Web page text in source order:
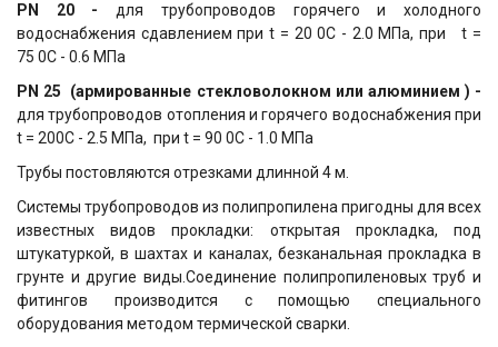
PN 20 - для трубопроводов горячего и холодного
водоснабжения сдавлением при t = 20 0C - 2.0 МПа, при t =
75 0C - 0.6 МПа
PN 25
(армированные стекловолокном или алюминием ) -
для трубопроводов отопления и горячего водоснабжения при
t = 200C - 2.5 МПа, при t = 90 0C - 1.0 МПа
Трубы постовляются отрезками длинной 4 м.
Системы трубопроводов из полипропилена пригодны для всех
известных видов прокладки: открытая прокладка, под
штукатуркой, в шахтах и каналах, безканальная прокладка в
грунте и другие виды.Соединение полипропиленовых труб и
фитингов производится с помощью специального
оборудования методом термической сварки.